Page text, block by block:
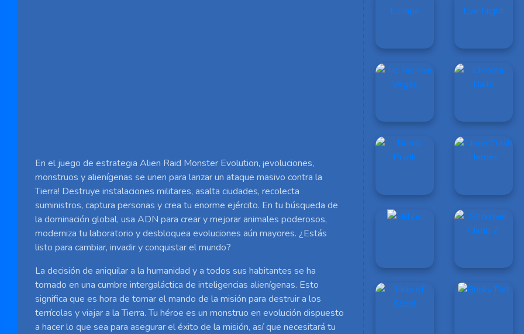
En el juego de estrategia Alien Raid Monster Evolution, ¡evoluciones,
monstruos y alienígenas se unen para lanzar un ataque masivo contra la
Tierra! Destruye instalaciones militares, asalta ciudades, recolecta
suministros, captura personas y crea tu enorme ejército. En tu búsqueda de
la dominación global, usa ADN para crear y mejorar animales poderosos,
moderniza tu laboratorio y desbloquea evoluciones aún mayores. ¿Estás
listo para cambiar, invadir y conquistar el mundo?
La decisión de aniquilar a la humanidad y a todos sus habitantes se ha
tomado en una cumbre intergaláctica de inteligencias alienígenas. Esto
significa que es hora de tomar el mando de la misión para destruir a los
terrícolas y viajar a la Tierra. Tu héroe es un monstruo en evolución dispuesto
a hacer lo que sea para asegurar el éxito de la misión, así que necesitará tu